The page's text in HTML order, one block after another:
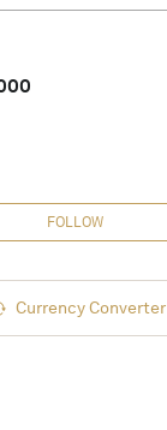
FOLLOW
Currency Converter